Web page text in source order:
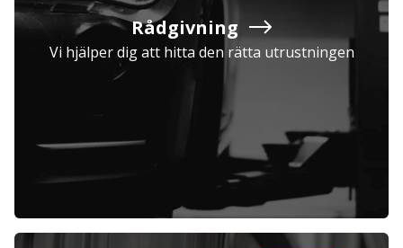
Exkl. moms
Privatperson Inkl. moms
Rådgivning
Vi hjälper dig att hitta den rätta utrustningen